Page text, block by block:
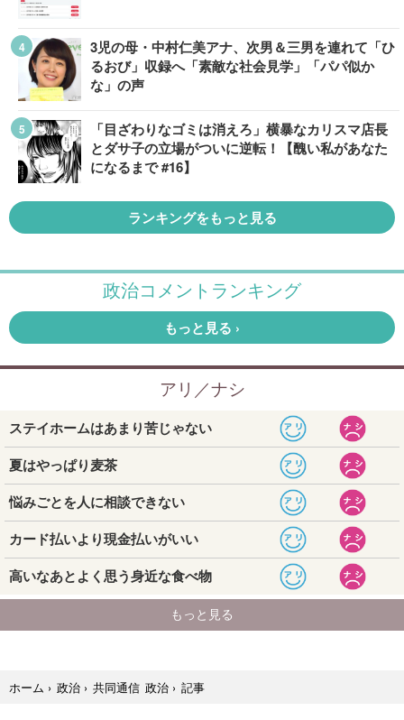
3児の母・中村仁美アナ、次男＆三男を連れて「ひ
るおび」収録へ「素敵な社会見学」「パパ似か
な」の声
「目ざわりなゴミは消えろ」横暴なカリスマ店長
とダサ子の立場がついに逆転！【醜い私があなた
になるまで #16】
ランキングをもっと見る
ホーム › 政治 › 共同通信 政治 › 記事